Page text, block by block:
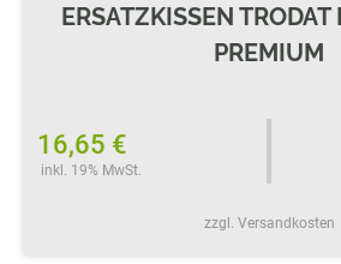
ERSATZKISSEN TRODAT
PREMIUM
16,65 €
inkl. 19% MwSt.
zzgl. Versandkosten